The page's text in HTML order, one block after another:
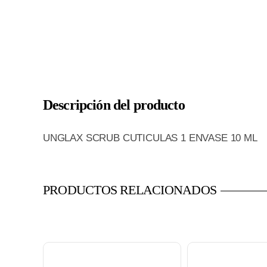
Descripción del producto
UNGLAX SCRUB CUTICULAS 1 ENVASE 10 ML
PRODUCTOS RELACIONADOS